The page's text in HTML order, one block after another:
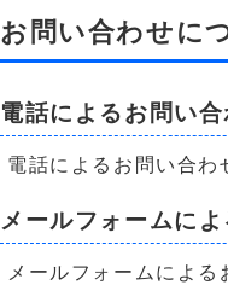
お問い合わせに
電話によるお問い合
電話によるお問い合わ
メールフォームに
メールフォームによ